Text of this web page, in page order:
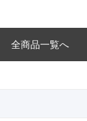
全商品一覧へ